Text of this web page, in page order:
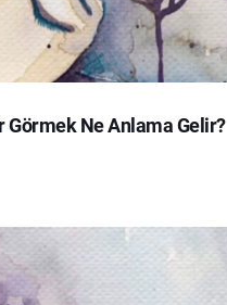
Görmek Ne Anlama Gelir?